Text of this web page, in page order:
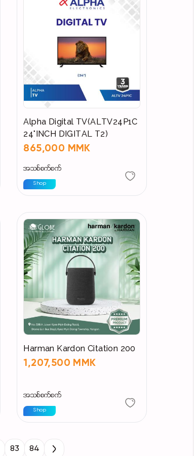
Alpha Digital TV(ALTV24P1C
24"INCH DIGITAL T2)
865,000 MMK
အသစ်စက်စက်
Shop
Harman Kardon Citation 200
1,207,500 MMK
အသစ်စက်စက်
Shop
83 84